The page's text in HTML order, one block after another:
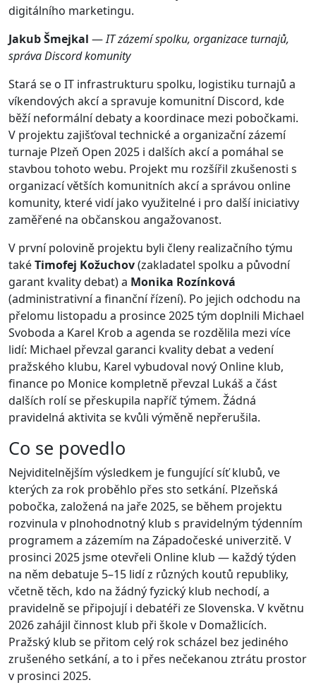
digitálního marketingu.
Jakub Šmejkal —IT zázemí spolku, organizace turnajů,
správa Discord komunity
Stará se o IT infrastrukturu spolku, logistiku turnajů a
víkendových akcí a spravuje komunitní Discord, kde
běží neformální debaty a koordinace mezi pobočkami.
V projektu zajišťoval technické a organizační zázemí
turnaje Plzeň Open 2025 i dalších akcí a pomáhal se
stavbou tohoto webu. Projekt mu rozšířil zkušenosti s
organizací větších komunitních akcí a správou online
komunity, které vidí jako využitelné i pro další iniciativy
zaměřené na občanskou angažovanost.
V první polovině projektu byli členy realizačního týmu
takéTimofej Kožuchov(zakladatel spolku a původní
garant kvality debat) a Monika Rozínková
(administrativní a finanční řízení). Po jejich odchodu na
přelomu listopadu a prosince 2025 tým doplnili Michael
Svoboda a Karel Krob a agenda se rozdělila mezi více
lidí: Michael převzal garanci kvality debat a vedení
pražského klubu, Karel vybudoval nový Online klub,
finance po Monice kompletně převzal Lukáš a část
dalších rolí se přeskupila napříč týmem. Žádná
pravidelná aktivita se kvůli výměně nepřerušila.
Co se povedlo
Nejviditelnějším výsledkem je fungující síť klubů, ve
kterých za rok proběhlo přes sto setkání. Plzeňská
pobočka, založená na jaře 2025, se během projektu
rozvinula v plnohodnotný klub s pravidelným týdenním
programem a zázemím na Západočeské univerzitě. V
prosinci 2025 jsme otevřeli Online klub — každý týden
na něm debatuje 5–15 lidí z různých koutů republiky,
včetně těch, kdo na žádný fyzický klub nechodí, a
pravidelně se připojují i debatéři ze Slovenska. V květnu
2026 zahájil činnost klub při škole v Domažlicích.
Pražský klub se přitom celý rok scházel bez jediného
zrušeného setkání, a to i přes nečekanou ztrátu prostor
v prosinci 2025.